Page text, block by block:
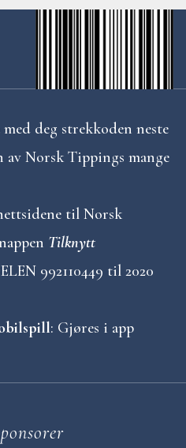
med deg strekkoden neste
av Norsk Tippings mange
til Norsk
Tilknytt
992110449 til 2020
: Gjøres i app